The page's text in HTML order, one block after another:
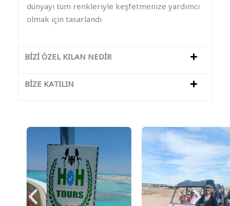
dünyayı tüm renkleriyle keşfetmenize yardımcı
olmak için tasarlandı
BİZİ ÖZEL KILAN NEDİR
BİZE KATILIN